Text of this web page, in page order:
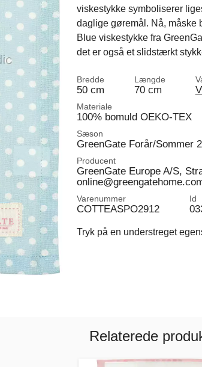
viskestykke symboliserer
daglige gøremål. Nå, måske
Blue viskestykke fra
det er også et slidstærkt
Bredde
50 cm
Længde
70 cm
Materiale
100% bomuld OEKO-TEX
Sæson
GreenGate Forår/Sommer
Producent
GreenGate Europe A/S,
Varenummer
COTTEASPO2912
Id
Tryk på en understreget
Relaterede